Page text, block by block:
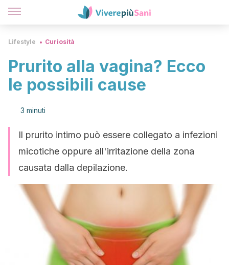
Lifestyle Curiosità
Prurito alla vagina? Ecco
le possibili cause
3 minuti
Il prurito intimo può essere collegato a infezioni
micotiche oppure all'irritazione della zona
causata dalla depilazione.